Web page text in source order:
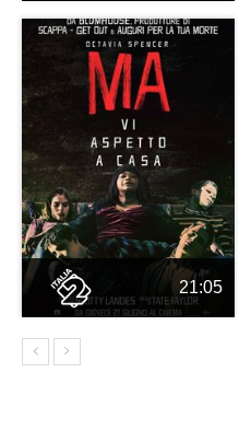
21:05